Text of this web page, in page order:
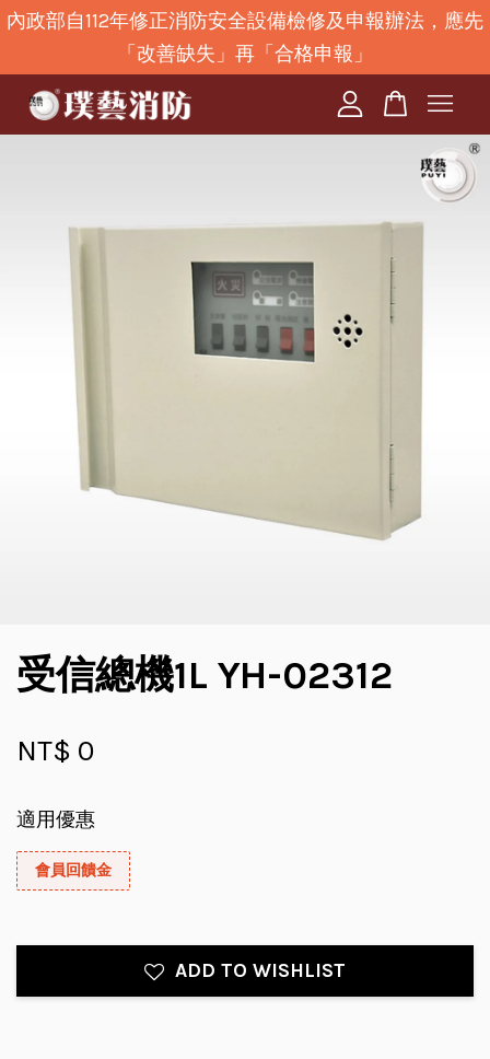
內政部自112年修正消防安全設備檢修及申報辦法，應先
「改善缺失」再「合格申報」
受信總機1L YH-02312
NT$ 0
適用優惠
會員回饋金
ADD TO WISHLIST
您的購物車目前還是空的。